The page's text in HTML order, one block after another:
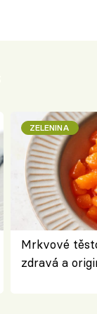
ZELENINA
Mrkvové
zdravá a